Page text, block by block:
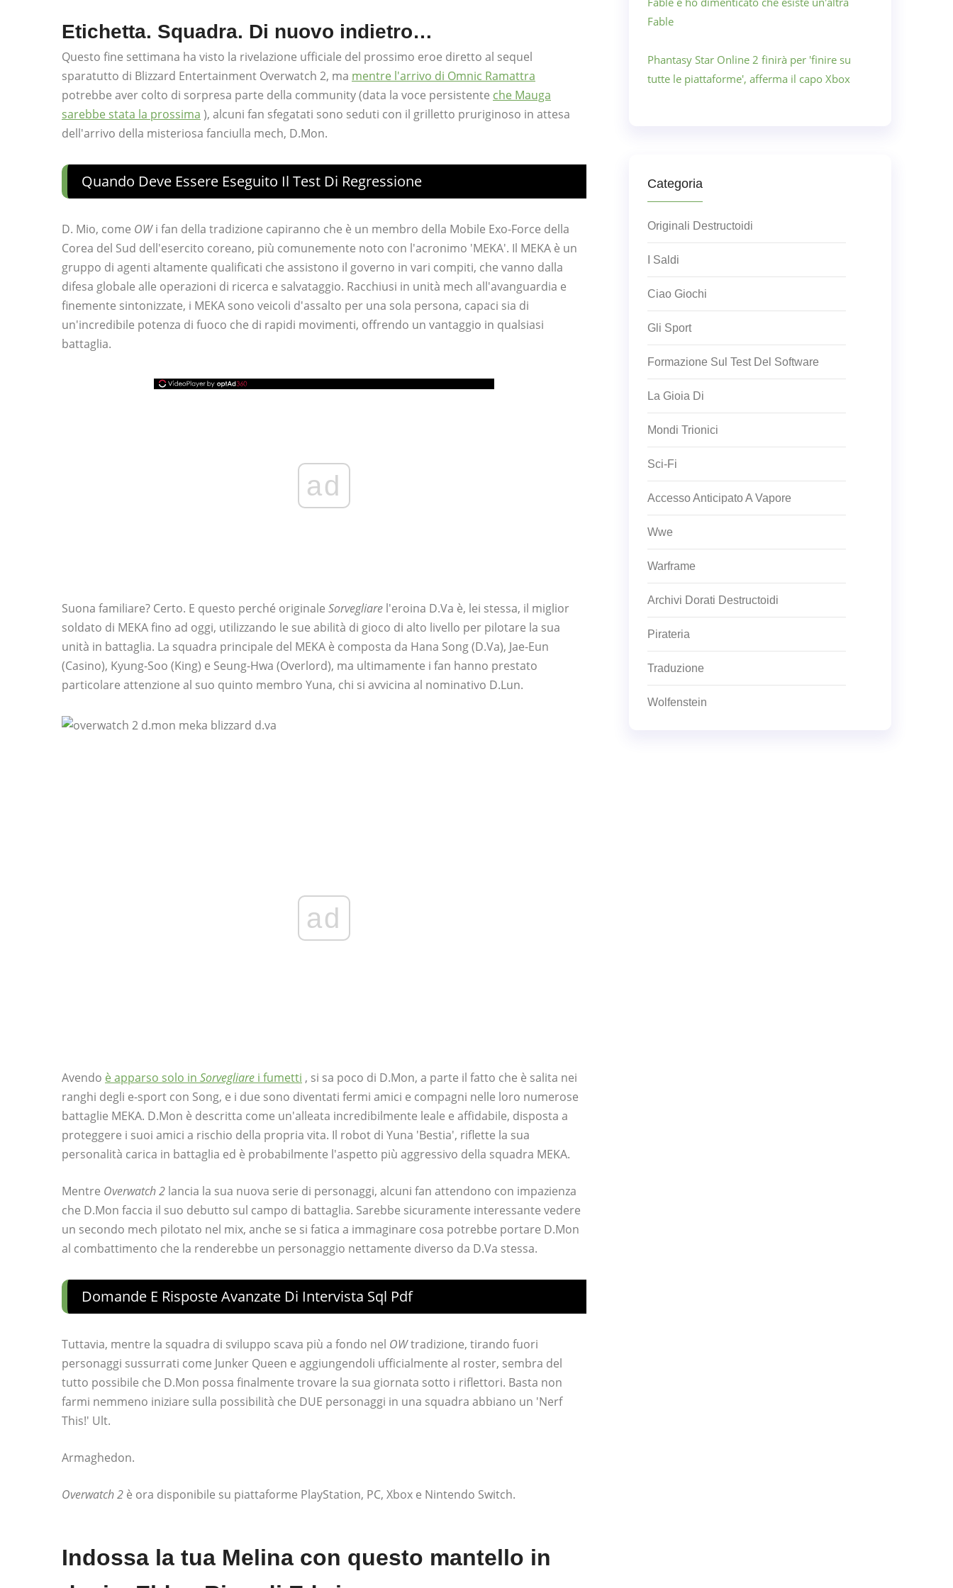
Etichetta. Squadra. Di nuovo indietro…
Questo fine settimana ha visto la rivelazione ufficiale del prossimo eroe diretto al sequel
sparatutto di Blizzard Entertainment Overwatch 2, ma mentre l'arrivo di Omnic Ramattra
potrebbe aver colto di sorpresa parte della community (data la voce persistente che Mauga
sarebbe stata la prossima ), alcuni fan sfegatati sono seduti con il grilletto pruriginoso in attesa
dell'arrivo della misteriosa fanciulla mech, D.Mon.
Quando Deve Essere Eseguito Il Test Di Regressione
D. Mio, come OWi fan della tradizione capiranno che è un membro della Mobile Exo-Force della
Corea del Sud dell'esercito coreano, più comunemente noto con l'acronimo 'MEKA'. Il MEKA è un
gruppo di agenti altamente qualificati che assistono il governo in vari compiti, che vanno dalla
difesa globale alle operazioni di ricerca e salvataggio. Racchiusi in unità mech all'avanguardia e
finemente sintonizzate, i MEKA sono veicoli d'assalto per una sola persona, capaci sia di
un'incredibile potenza di fuoco che di rapidi movimenti, offrendo un vantaggio in qualsiasi
battaglia.
ad
Suona familiare? Certo. E questo perché originale Sorvegliare l'eroina D.Va è, lei stessa, il miglior
soldato di MEKA fino ad oggi, utilizzando le sue abilità di gioco di alto livello per pilotare la sua
unità in battaglia. La squadra principale del MEKA è composta da Hana Song (D.Va), Jae-Eun
(Casino), Kyung-Soo (King) e Seung-Hwa (Overlord), ma ultimamente i fan hanno prestato
particolare attenzione al suo quinto membro Yuna, chi si avvicina al nominativo D.Lun.
ad
Avendo è apparso solo in Sorvegliare i fumetti , si sa poco di D.Mon, a parte il fatto che è salita nei
ranghi degli e-sport con Song, e i due sono diventati fermi amici e compagni nelle loro numerose
battaglie MEKA. D.Mon è descritta come un'alleata incredibilmente leale e affidabile, disposta a
proteggere i suoi amici a rischio della propria vita. Il robot di Yuna 'Bestia', riflette la sua
personalità carica in battaglia ed è probabilmente l'aspetto più aggressivo della squadra MEKA.
Mentre Overwatch 2 lancia la sua nuova serie di personaggi, alcuni fan attendono con impazienza
che D.Mon faccia il suo debutto sul campo di battaglia. Sarebbe sicuramente interessante vedere
un secondo mech pilotato nel mix, anche se si fatica a immaginare cosa potrebbe portare D.Mon
al combattimento che la renderebbe un personaggio nettamente diverso da D.Va stessa.
Domande E Risposte Avanzate Di Intervista Sql Pdf
Tuttavia, mentre la squadra di sviluppo scava più a fondo nel OWtradizione, tirando fuori
personaggi sussurrati come Junker Queen e aggiungendoli ufficialmente al roster, sembra del
tutto possibile che D.Mon possa finalmente trovare la sua giornata sotto i riflettori. Basta non
farmi nemmeno iniziare sulla possibilità che DUE personaggi in una squadra abbiano un 'Nerf
This!' Ult.
Armaghedon.
Overwatch 2 è ora disponibile su piattaforme PlayStation, PC, Xbox e Nintendo Switch.
Indossa la tua Melina con questo mantello in
Fable
Phantasy Star Online 2 finirà per 'finire su
tutte le piattaforme', afferma il capo Xbox
Categoria
Originali Destructoidi
I Saldi
Ciao Giochi
Gli Sport
Formazione Sul Test Del Software
La Gioia Di
Mondi Trionici
Sci-Fi
Accesso Anticipato A Vapore
Wwe
Warframe
Archivi Dorati Destructoidi
Pirateria
Traduzione
Wolfenstein